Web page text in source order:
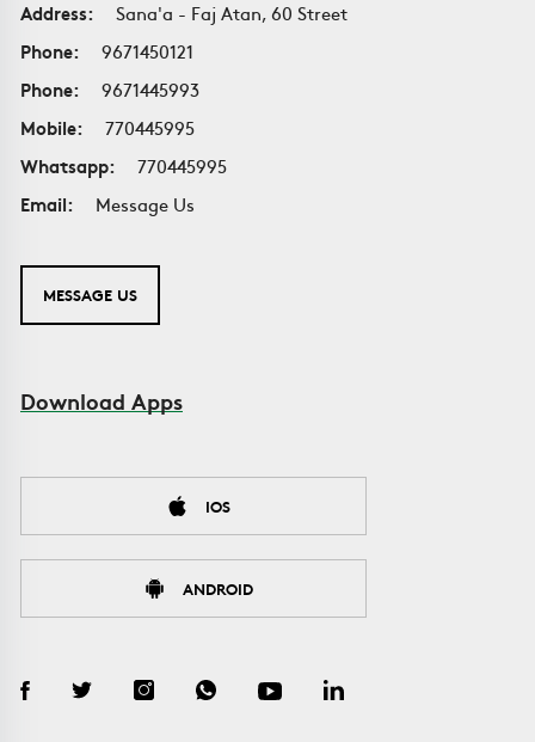
Address:
Sana'a - Faj Atan, 60 Street
Phone:
9671450121
Phone:
9671445993
Mobile:
770445995
Whatsapp:
770445995
Email:
Message Us
MESSAGE US
Download Apps
IOS
ANDROID